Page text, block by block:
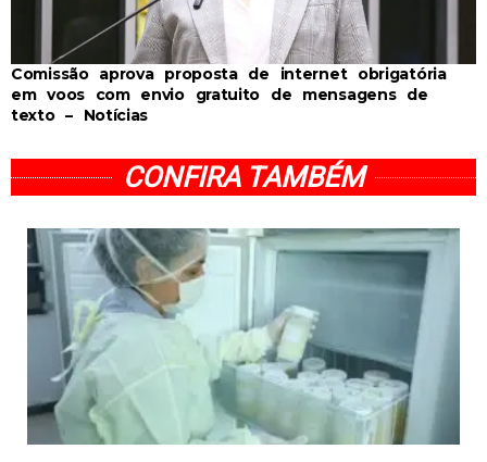
Comissão aprova proposta de internet obrigatória
em voos com envio gratuito de mensagens de
texto – Notícias
CONFIRA TAMBÉM